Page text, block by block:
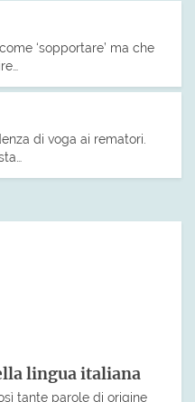
‘sopportare’ ma che
di voga ai rematori.
lingua italiana
tante parole di origine